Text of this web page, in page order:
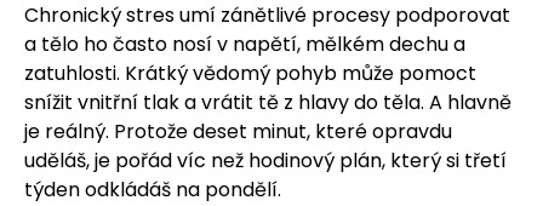
Chronický stres umí zánětlivé procesy podporovat
a tělo ho často nosí v napětí, mělkém dechu a
zatuhlosti. Krátký vědomý pohyb může pomoct
snížit vnitřní tlak a vrátit tě z hlavy do těla. A hlavně
je reálný. Protože deset minut, které opravdu
uděláš, je pořád víc než hodinový plán, který si třetí
týden odkládáš na pondělí.